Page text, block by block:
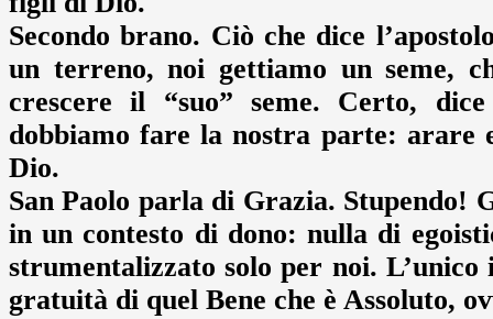
Secondo brano. Ciò che dice
un terreno, noi gettiamo un seme,
crescere il “suo” seme. Certo,
dobbiamo fare la nostra parte: arare
Dio.
San Paolo parla di Grazia. Stupendo!
in un contesto di dono: nulla di
strumentalizzato solo per noi. L’unico
gratuità di quel Bene che è Assoluto,